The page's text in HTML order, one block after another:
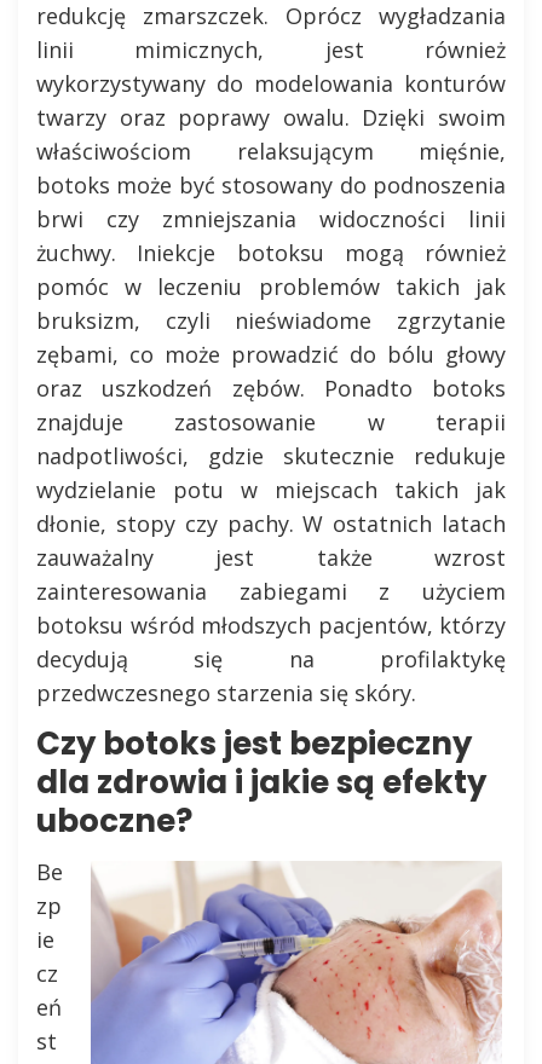
redukcję zmarszczek. Oprócz wygładzania
linii mimicznych, jest również
wykorzystywany do modelowania konturów
twarzy oraz poprawy owalu. Dzięki swoim
właściwościom relaksującym mięśnie,
botoks może być stosowany do podnoszenia
brwi czy zmniejszania widoczności linii
żuchwy. Iniekcje botoksu mogą również
pomóc w leczeniu problemów takich jak
bruksizm, czyli nieświadome zgrzytanie
zębami, co może prowadzić do bólu głowy
oraz uszkodzeń zębów. Ponadto botoks
znajduje zastosowanie w terapii
nadpotliwości, gdzie skutecznie redukuje
wydzielanie potu w miejscach takich jak
dłonie, stopy czy pachy. W ostatnich latach
zauważalny jest także wzrost
zainteresowania zabiegami z użyciem
botoksu wśród młodszych pacjentów, którzy
decydują się na profilaktykę
przedwczesnego starzenia się skóry.
Czy botoks jest bezpieczny
dla zdrowia i jakie są efekty
uboczne?
Be
zp
ie
cz
eń
st